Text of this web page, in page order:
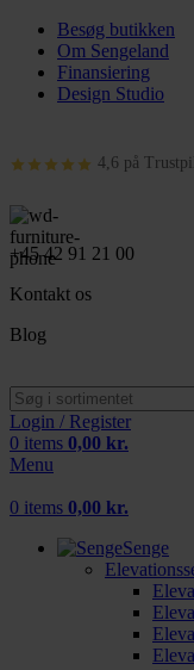
Besøg butikken
Om Sengeland
Finansiering
Design Studio
4,6 på
+45 42 91 21 00
Kontakt os
Blog
Login / Register
0 items 0,00 kr.
Menu
0 items 0,00 kr.
Senge